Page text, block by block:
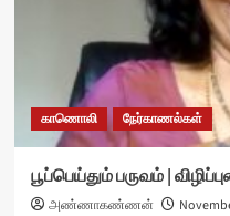
காணொலி நேர்காணல்கள்
பூப்பெய்தும் பருவம் |
அண்ணாகண்ணன்